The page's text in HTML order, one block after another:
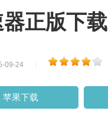
正版下载
09-24
苹果下载